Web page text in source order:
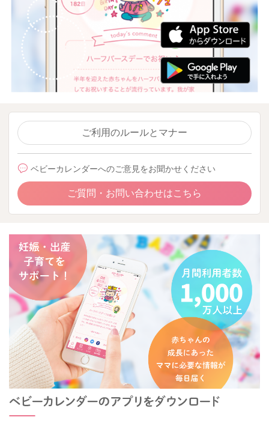
ご利用のルールとマナー
ベビーカレンダーへのご意見をお聞かせください
ご質問・お問い合わせはこちら